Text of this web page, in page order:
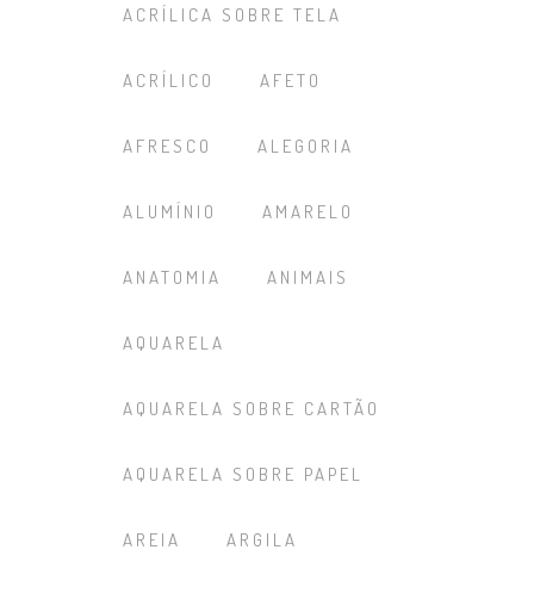
ACRÍLICA SOBRE TELA
ACRÍLICO AFETO
AFRESCO ALEGORIA
ALUMÍNIO AMARELO
ANATOMIA ANIMAIS
AQUARELA
AQUARELA SOBRE CARTÃO
AQUARELA SOBRE PAPEL
AREIA ARGILA